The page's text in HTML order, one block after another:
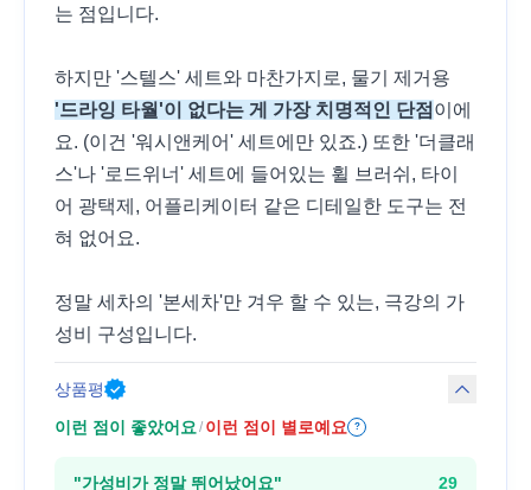
는 점입니다.
하지만 '스텔스' 세트와 마찬가지로, 물기 제거용
'드라잉 타월'이 없다는 게 가장 치명적인 단점 이에
요. (이건 '워시앤케어' 세트에만 있죠.) 또한 '더클래
스'나 '로드위너' 세트에 들어있는 휠 브러쉬, 타이
어 광택제, 어플리케이터 같은 디테일한 도구는 전
혀 없어요.
정말 세차의 '본세차'만 겨우 할 수 있는, 극강의 가
성비 구성입니다.
상품평
이런 점이 좋았어요 / 이런 점이 별로예요 ?
"가성비가 정말 뛰어났어요" 29